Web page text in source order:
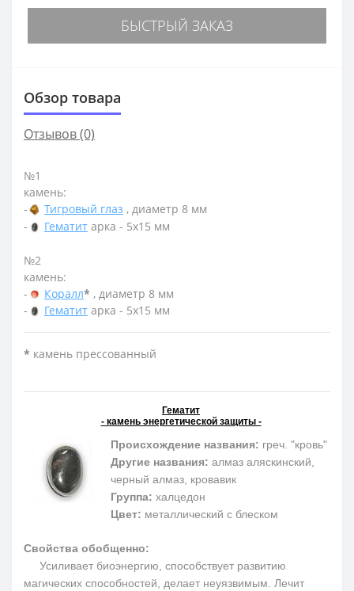
БЫСТРЫЙ ЗАКАЗ
Обзор товара
Отзывов (0)
№1
камень:
-
Тигровый глаз , диаметр 8 мм
-
Гематит арка - 5х15 мм
№2
камень:
-
Коралл* , диаметр 8 мм
-
Гематит арка - 5х15 мм
* камень прессованный
Гематит
- камень энергетической защиты -
Происхождение названия: греч. "кровь"
Другие названия: алмаз аляскинский,
черный алмаз, кровавик
Группа: халцедон
Цвет: металлический с блеском
Свойства обобщенно:
Усиливает биоэнергию, способствует развитию
магических способностей, делает неуязвимым. Лечит